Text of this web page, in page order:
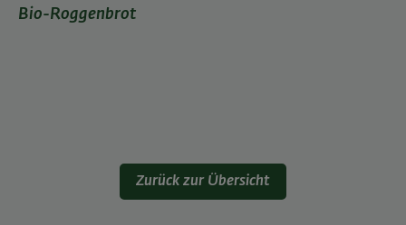
Bio-Roggenbrot
Zurück zur Übersicht